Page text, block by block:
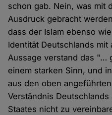
schon gab. Nein, was mit
Ausdruck gebracht
dass der Islam ebenso
Identität Deutschlands mit
Aussage verstand das "…
einem starken Sinn, und
aus den oben
Verständnis
Staates nicht zu